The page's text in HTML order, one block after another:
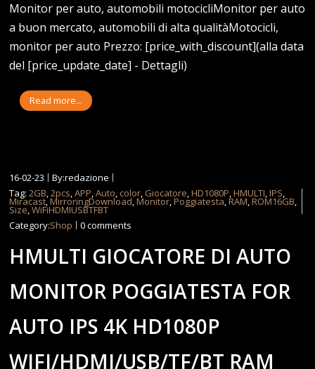
Monitor per auto, automobili motocicliMonitor per auto
a buon mercato, automobili di alta qualitàMotocicli,
monitor per auto Prezzo: [price_with_discount](alla data
del [price_update_date] - Dettagli)
Read more...
16-02-23
By:redazione
Tag:2GB,2pcs,APP,Auto, color, Giocatore,HD1080P,HMULTI,IPS,
Miracast,MirroringDownload,Monitor,Poggiatesta,RAM,ROM16GB,
Size,WiFiHDMIUSBTFBT
Category:Shop 0 comments
HMULTI GIOCATORE DI AUTO
MONITOR POGGIATESTA FOR
AUTO IPS 4K HD1080P
WIFI/HDMI/USB/TF/BT RAM